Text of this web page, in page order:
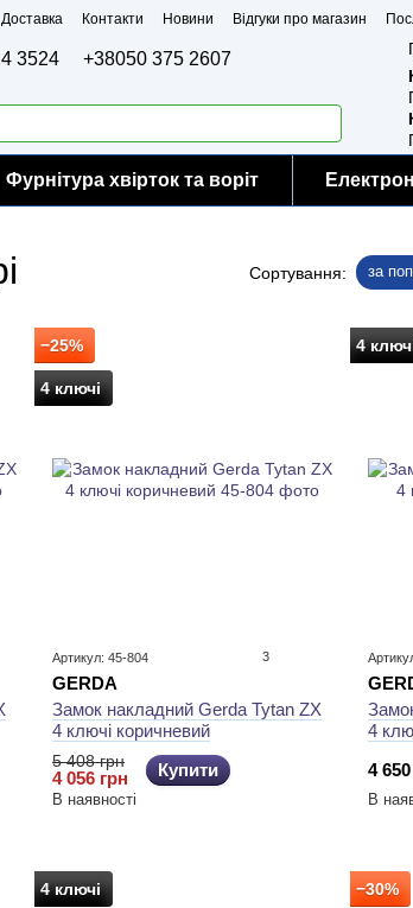
Доставка Контакти Новини Відгуки про магазин
3524 +38050 375 2607
Фурнітура хвірток та воріт
Сортування: за
−25%
4 ключі
Артикул: 45-804 3
GERDA
Замок накладний Gerda Tytan ZX
4 ключі коричневий
5 408 грн
4 056 грн Купити
В наявності
4
4
4
В
4 ключі −30%